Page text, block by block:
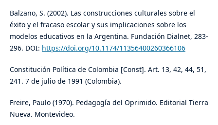
Balzano, S. (2002). Las construcciones culturales sobre el
éxito y el fracaso escolar y sus implicaciones sobre los
modelos educativos en la Argentina. Fundación Dialnet, 283-
296. DOI: https://doi.org/10.1174/11356400260366106
Constitución Política de Colombia [Const]. Art. 13, 42, 44, 51,
241. 7 de julio de 1991 (Colombia).
Freire, Paulo (1970). Pedagogía del Oprimido. Editorial Tierra
Nueva. Montevideo.